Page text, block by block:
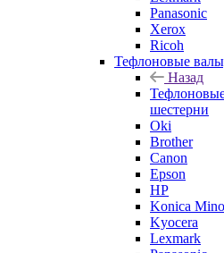
Panasonic
Xerox
Ricoh
Тефлоновые
Назад
шестерни
Oki
Brother
Canon
Epson
HP
Konica
Kyocera
Lexmark